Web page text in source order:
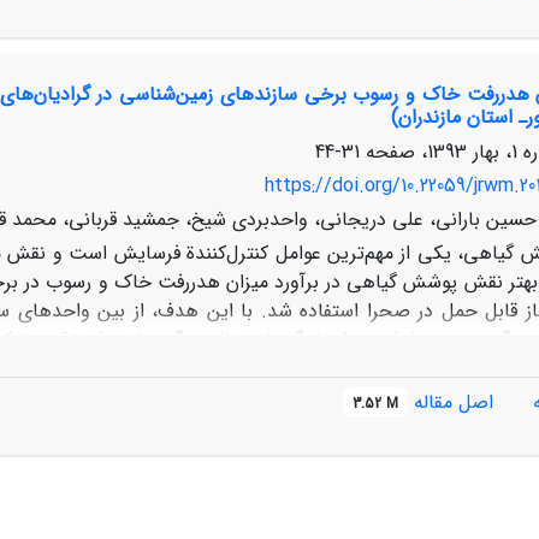
شد.
هدررفت خاک و رسوب برخی سازندهای زمین‌شناسی در گرادیان‌های
استان مازندران)
31-44
https://doi.org/10.22059/
بارانی، علی دریجانی، واحدبردی شیخ، جمشید قربانی، محمد
گیاهی، یکی از مهم‌ترین عوامل کنترل‌کنندة فرسایش‌ است و نقش
نقش پوشش گیاهی در برآورد میزان هدررفت خاک و رسوب در
قابل حمل در صحرا استفاده شد. با این هدف، از بین
رسی، و شیل همراه با رگه‌های زغال سنگ سازند شمشک و
سازند کرج به ترتیب با مقاومت‌های بالا، کم، و متوسط
و وزن رسوب در تراکم پوششی ضعیف واحدهای سنگی با
اصل مقاله 3.52 M